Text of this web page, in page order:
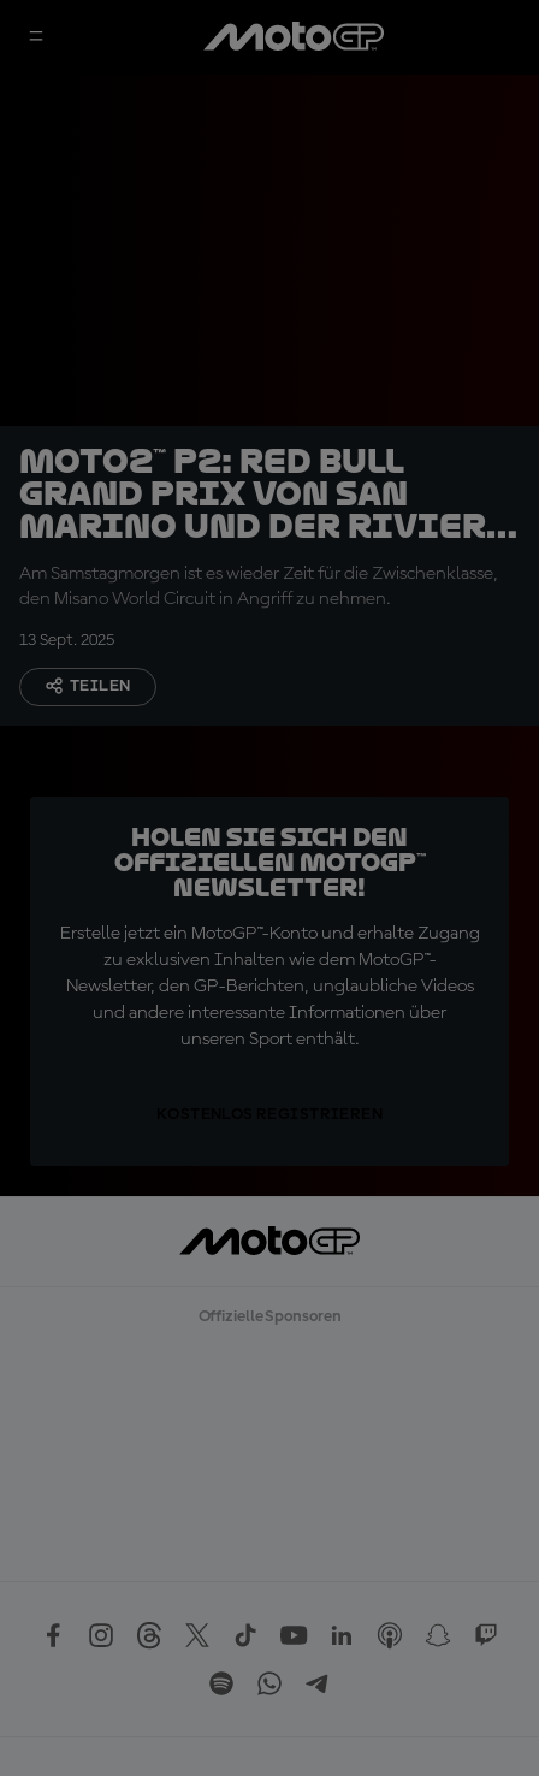
Moto2™ P2: Red Bull
Grand Prix von San
Marino und der Riviera
von Rimini
Am Samstagmorgen ist es wieder Zeit für die Zwischenklasse,
den Misano World Circuit in Angriff zu nehmen.
13 Sept. 2025
TEILEN
Holen Sie sich den
offiziellen MotoGP™
Newsletter!
Erstelle jetzt ein MotoGP™-Konto und erhalte Zugang
zu exklusiven Inhalten wie dem MotoGP™-
Newsletter, den GP-Berichten, unglaubliche Videos
und andere interessante Informationen über
unseren Sport enthält.
Offizielle Sponsoren